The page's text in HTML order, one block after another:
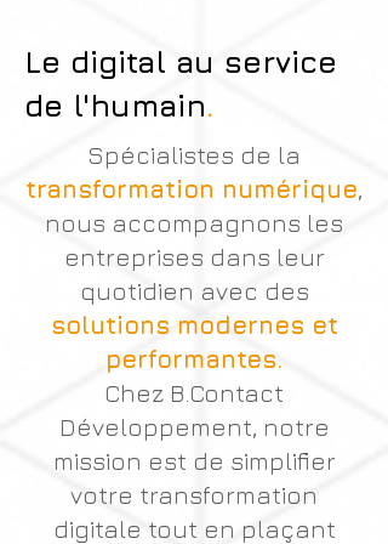
Le digital au service
de l'humain.
Spécialistes de la
transformation numérique,
nous accompagnons les
entreprises dans leur
quotidien avec des
solutions modernes et
performantes.
Chez B.Contact
Développement, notre
mission est de simplifier
votre transformation
digitale tout en plaçant